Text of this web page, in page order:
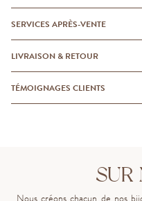
SERVICES APRÈS-VENTE
LIVRAISON & RETOUR
TÉMOIGNAGES CLIENTS
SUR